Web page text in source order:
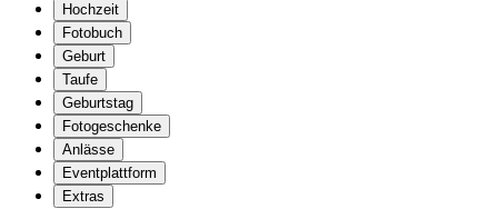
Hochzeit
Fotobuch
Geburt
Taufe
Geburtstag
Fotogeschenke
Anlässe
Eventplattform
Extras